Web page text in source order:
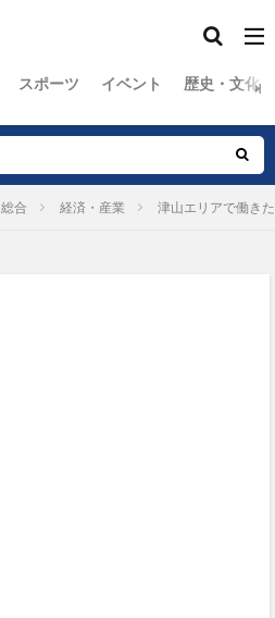
スポーツ イベント 歴史・文化
総合 経済・産業 津山エリアで働き